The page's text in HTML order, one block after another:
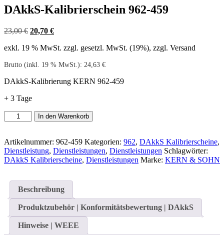
DAkkS-Kalibrierschein 962-459
23,00€ Ursprünglicher
war:
20,70 €Aktueller
ist:
exkl. 19 % MwSt. zzgl. gesetzl. MwSt. (19%), zzgl. Versand
Brutto (inkl. 19 % MwSt.): 24,63 €
DAkkS-Kalibrierung KERN 962-459
+ 3 Tage
DAkkS-
Kalibrierschein
459
Menge
In den Warenkorb
Artikelnummer: 962-459 Kategorien: 962, DAkkS Kalibrierscheine,
Dienstleistung, Dienstleistungen, Dienstleistungen Schlagwörter:
DAkkS Kalibrierscheine, Dienstleistungen Marke: KERN & SOHN
Beschreibung
Produktzubehör | Konformitätsbewertung | DAkkS
Hinweise | WEEE